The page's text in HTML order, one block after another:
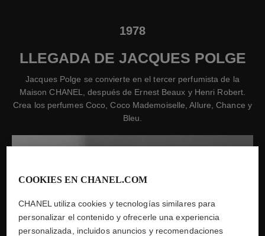
1978
LLEGADA DE JACQUES POLGE
Jacques Polge se convierte en el tercer perfumista de la
Maison CHANEL, después de Ernest Beaux y Henri Robert.
Crea los perfumes Coco, Coco Mademoiselle, Allure, Chance y
Bleu.
COOKIES EN CHANEL.COM
CHANEL utiliza cookies y tecnologías similares para
personalizar el contenido y ofrecerle una experiencia
personalizada, incluidos anuncios y recomendaciones